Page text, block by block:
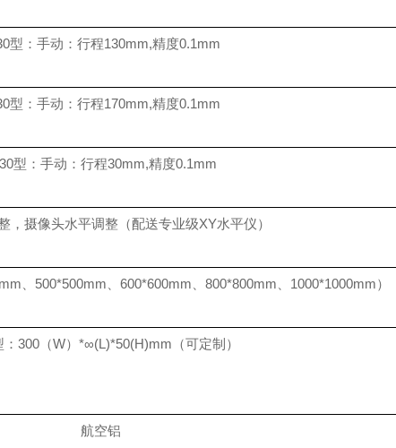
型：手动：行程130mm,精度0.1mm
型：手动：行程170mm,精度0.1mm
型：手动：行程30mm,精度0.1mm
，摄像头水平调整（配送专业级XY水平仪）
、500*500mm、600*600mm、800*800mm、1000*1000mm）
：300（W）*∞(L)*50(H)mm（可定制）
航空铝